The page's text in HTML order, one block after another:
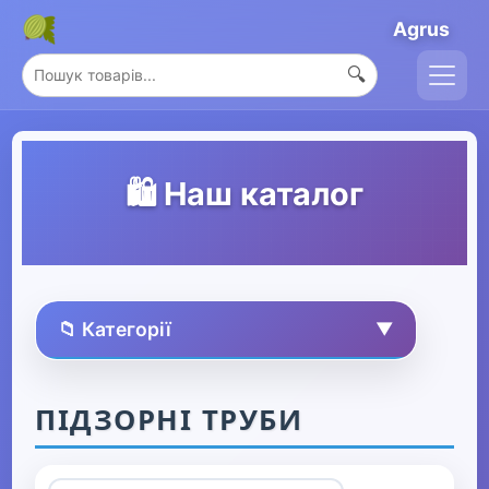
Agrus
🔍
🛍️ Наш каталог
📁 Категорії ▼
▼ Спорт та захоплення
ПІДЗОРНІ ТРУБИ